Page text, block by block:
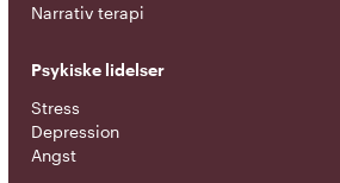
Narrativ terapi
Psykiske lidelser
Stress
Depression
Angst